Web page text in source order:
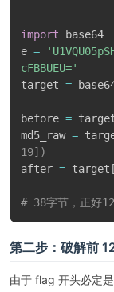
import base64
e =
cFBBUEU='
target =
before =
md5_raw =
19])
after = target [
# 38字节，正好
第二步：破解前
由于 flag 开头必定是